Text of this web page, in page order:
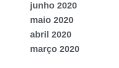
junho 2020
maio 2020
abril 2020
março 2020